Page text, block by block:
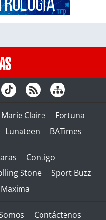
Marie Claire
Fortuna
Lunateen BATimes
Contigo
Stone
Sport Buzz
Maxima
Contáctenos